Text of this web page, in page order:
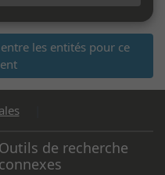
les entités pour ce
Outils de recherche
connexes